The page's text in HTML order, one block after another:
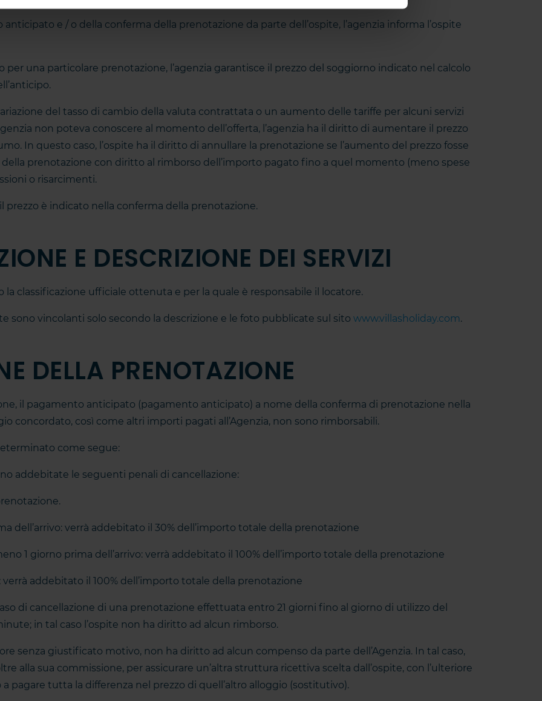
e / o della conferma della prenotazione da parte dell’ospite, l’agenzia informa l’ospite
una particolare prenotazione, l’agenzia garantisce il prezzo del soggiorno indicato nel calcolo
del tasso di cambio della valuta contrattata o un aumento delle tariffe per alcuni servizi
non poteva conoscere al momento dell’offerta, l’agenzia ha il diritto di aumentare il prezzo
In questo caso, l’ospite ha il diritto di annullare la prenotazione se l’aumento del prezzo fosse
della prenotazione con diritto al rimborso dell’importo pagato fino a quel momento (meno spese
o risarcimenti.
prezzo è indicato nella conferma della prenotazione.
E DESCRIZIONE DEI SERVIZI
classificazione ufficiale ottenuta e per la quale è responsabile il locatore.
sono vincolanti solo secondo la descrizione e le foto pubblicate sul sito www.villasholiday.com.
DELLA PRENOTAZIONE
il pagamento anticipato (pagamento anticipato) a nome della conferma di prenotazione nella
concordato, così come altri importi pagati all’Agenzia, non sono rimborsabili.
come segue:
addebitate le seguenti penali di cancellazione:
dell’arrivo: verrà addebitato il 30% dell’importo totale della prenotazione
1 giorno prima dell’arrivo: verrà addebitato il 100% dell’importo totale della prenotazione
addebitato il 100% dell’importo totale della prenotazione
di cancellazione di una prenotazione effettuata entro 21 giorni fino al giorno di utilizzo del
in tal caso l’ospite non ha diritto ad alcun rimborso.
senza giustificato motivo, non ha diritto ad alcun compenso da parte dell’Agenzia. In tal caso,
alla sua commissione, per assicurare un’altra struttura ricettiva scelta dall’ospite, con l’ulteriore
pagare tutta la differenza nel prezzo di quell’altro alloggio (sostitutivo).